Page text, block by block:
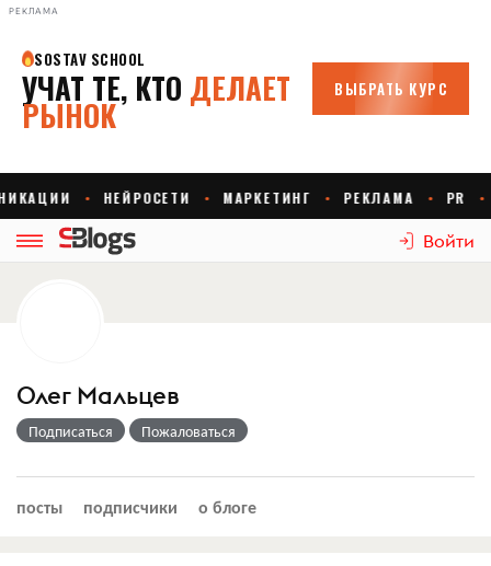
РЕКЛАМА
Войти
Олег Мальцев
Подписаться Пожаловаться
посты подписчики о блоге